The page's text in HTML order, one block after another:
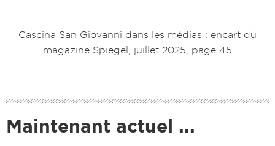
Cascina San Giovanni dans les médias : encart du
magazine Spiegel, juillet 2025, page 45
Maintenant actuel ...